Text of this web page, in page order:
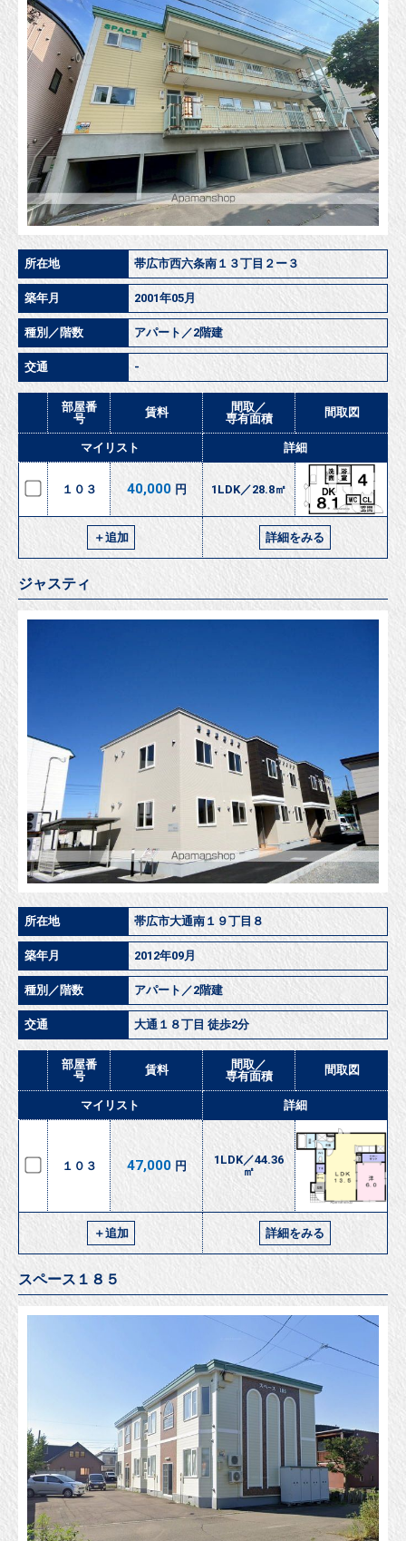
所在地 帯広市西六条南１３丁目２ー３
築年月 2001年05月
種別／階数 アパート／2階建
交通 -
部屋番
号
賃料
間取／
専有面積
間取図
マイリスト 詳細
１０３ 40,000 円 1LDK／28.8㎡
＋追加 詳細をみる
ジャスティ
所在地 帯広市大通南１９丁目８
築年月 2012年09月
種別／階数 アパート／2階建
交通 大通１８丁目 徒歩2分
部屋番
号
賃料
間取／
専有面積
間取図
マイリスト 詳細
１０３ 47,000 円
1LDK／44.36
㎡
＋追加 詳細をみる
スペース１８５